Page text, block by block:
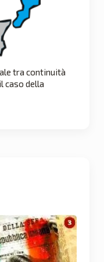
tra continuità
caso della